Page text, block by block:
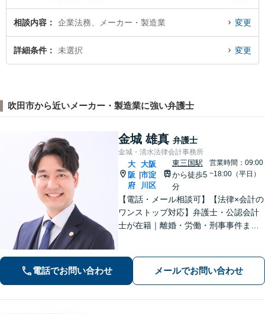
相談内容 企業法務、メーカー・製造業 変更
詳細条件 未選択 変更
吹田市から近いメーカー・製造業に強い弁護士
金城 雄真 弁護士
金城・清水法律会計事務所
大
阪
府
大阪
市淀
川区
東三国駅
から徒歩5
分
営業時間：09:00
~18:00（平日）
【電話・メール相談可】【法律×会計の
ワンストップ対応】弁護士・公認会計
士が在籍｜離婚・労働・刑事事件まで
をご提案します
電話でお問い合わせ メールでお問い合わせ